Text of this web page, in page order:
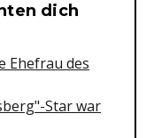
dich
Ehefrau des
Star war